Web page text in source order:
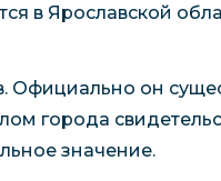
в Ярославской
Официально он
города
значение.